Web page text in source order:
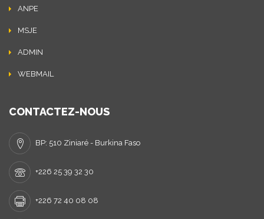
ANPE
MSJE
ADMIN
WEBMAIL
CONTACTEZ-NOUS
BP: 510 Ziniaré - Burkina Faso
+226 25 39 32 30
+226 72 40 08 08